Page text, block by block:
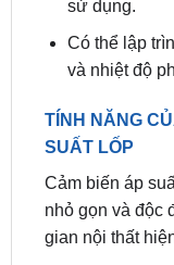
và nhiệt độ
TÍNH NĂNG
Cảm biến áp
nhỏ gọn và độc
gian nội thất